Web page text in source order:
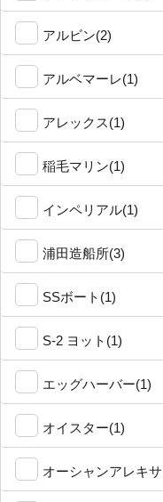
アルビン(2)
アルベマーレ(1)
アレックス(1)
稲毛マリン(1)
インペリアル(1)
浦田造船所(3)
SSボート(1)
S-2 ヨット(1)
エッグハーバー(1)
オイスター(1)
オーシャンアレキ